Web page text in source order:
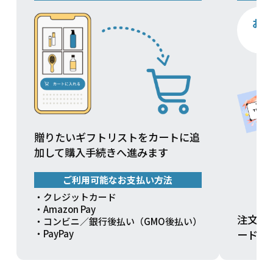
贈りたいギフトリストをカートに追
加して購入手続きへ進みます
ご利用可能なお支払い方法
・クレジットカード
・Amazon Pay
・コンビニ／銀行後払い（GMO後払い）
・PayPay
お
注文方
ードを